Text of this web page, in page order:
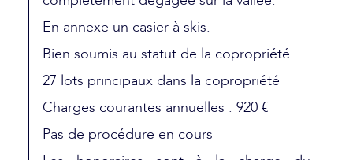
En annexe un casier à skis.
Bien soumis au statut de la copropriété
27 lots principaux dans la copropriété
Charges courantes annuelles : 920 €
Pas de procédure en cours